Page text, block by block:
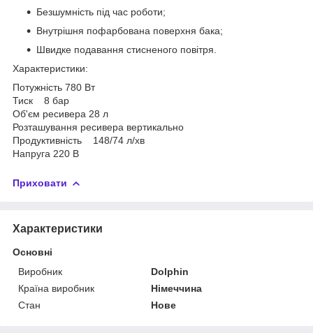
Безшумність під час роботи;
Внутрішня пофарбована поверхня бака;
Швидке подавання стисненого повітря.
Характеристики:
Потужність 780 Вт
Тиск 8 бар
Об'єм ресивера 28 л
Розташування ресивера вертикально
Продуктивність 148/74 л/хв
Напруга 220 В
Приховати
Характеристики
Основні
Виробник
Dolphin
Країна виробник
Німеччина
Стан
Нове